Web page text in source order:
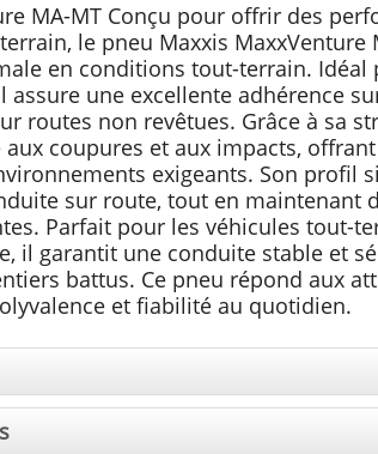
MA-MT Conçu pour offrir des
le pneu Maxxis MaxxVenture
en conditions tout-terrain. Idéal
une excellente adhérence
routes non revêtues. Grâce à sa
coupures et aux impacts,
exigeants. Son profil
sur route, tout en maintenant
Parfait pour les véhicules tout-
il garantit une conduite stable et
battus. Ce pneu répond aux
et fiabilité au quotidien.